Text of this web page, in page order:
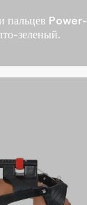
пальцев Power-
зеленый.